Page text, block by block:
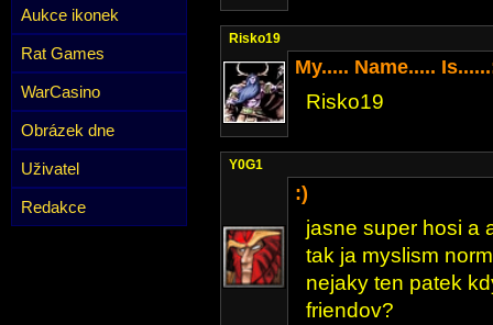
Aukce ikonek
Rat Games
WarCasino
Obrázek dne
Uživatel
Redakce
Risko19
My..... Name.....
Risko19
Y0G1
:)
jasne super hosi a
tak ja myslism
nejaky ten patek
friendov?